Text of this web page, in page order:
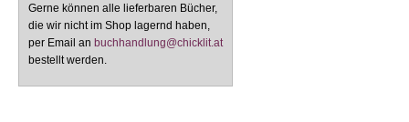
Gerne können alle lieferbaren Bücher,
die wir nicht im Shop lagernd haben,
per Email an buchhandlung@chicklit.at
bestellt werden.